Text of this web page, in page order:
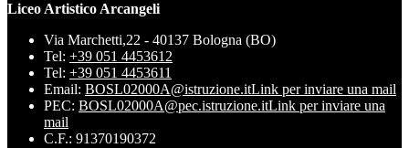
Liceo Artistico Arcangeli
Via Marchetti,22 - 40137 Bologna (BO)
Tel: +39 051 4453612
Tel: +39 051 4453611
Email: BOSL02000A@istruzione.itLink per inviare una mail
PEC: BOSL02000A@pec.istruzione.itLink per inviare una
mail
C.F.: 91370190372